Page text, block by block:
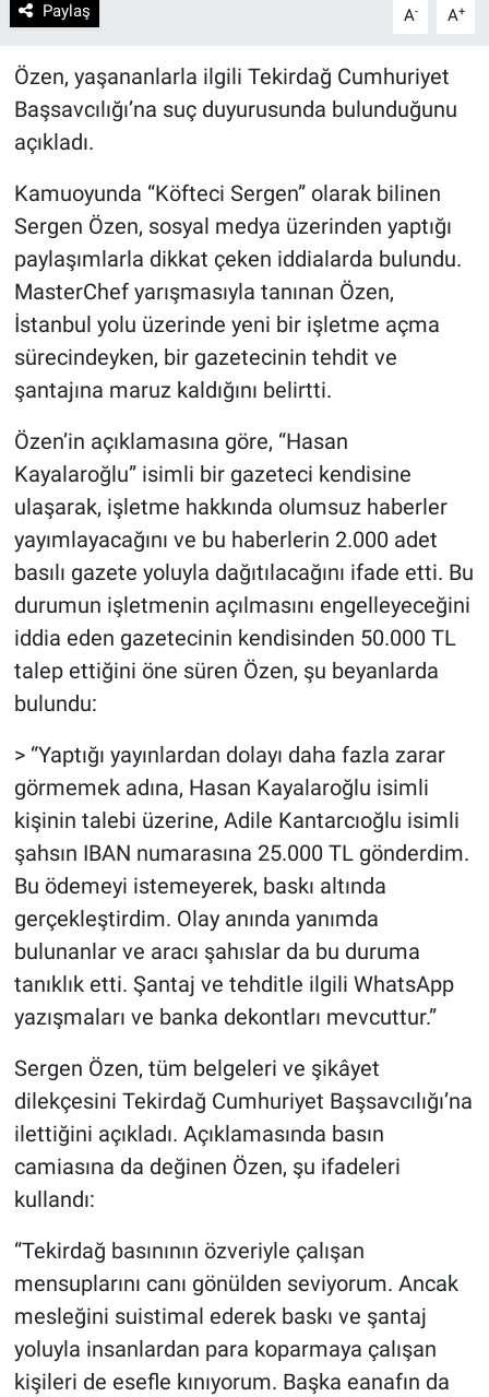
Paylaş A- A+
Özen, yaşananlarla ilgili Tekirdağ Cumhuriyet
Başsavcılığı’na suç duyurusunda bulunduğunu
açıkladı.
Kamuoyunda “Köfteci Sergen” olarak bilinen
Sergen Özen, sosyal medya üzerinden yaptığı
paylaşımlarla dikkat çeken iddialarda bulundu.
MasterChef yarışmasıyla tanınan Özen,
İstanbul yolu üzerinde yeni bir işletme açma
sürecindeyken, bir gazetecinin tehdit ve
şantajına maruz kaldığını belirtti.
Özen’in açıklamasına göre, “Hasan
Kayalaroğlu” isimli bir gazeteci kendisine
ulaşarak, işletme hakkında olumsuz haberler
yayımlayacağını ve bu haberlerin 2.000 adet
basılı gazete yoluyla dağıtılacağını ifade etti. Bu
durumun işletmenin açılmasını engelleyeceğini
iddia eden gazetecinin kendisinden 50.000 TL
talep ettiğini öne süren Özen, şu beyanlarda
bulundu:
> “Yaptığı yayınlardan dolayı daha fazla zarar
görmemek adına, Hasan Kayalaroğlu isimli
kişinin talebi üzerine, Adile Kantarcıoğlu isimli
şahsın IBAN numarasına 25.000 TL gönderdim.
Bu ödemeyi istemeyerek, baskı altında
gerçekleştirdim. Olay anında yanımda
bulunanlar ve aracı şahıslar da bu duruma
tanıklık etti. Şantaj ve tehditle ilgili WhatsApp
yazışmaları ve banka dekontları mevcuttur.”
Sergen Özen, tüm belgeleri ve şikâyet
dilekçesini Tekirdağ Cumhuriyet Başsavcılığı’na
ilettiğini açıkladı. Açıklamasında basın
camiasına da değinen Özen, şu ifadeleri
kullandı:
“Tekirdağ basınının özveriyle çalışan
mensuplarını canı gönülden seviyorum. Ancak
mesleğini suistimal ederek baskı ve şantaj
yoluyla insanlardan para koparmaya çalışan
kişileri de esefle kınıyorum. Başka eanafın da